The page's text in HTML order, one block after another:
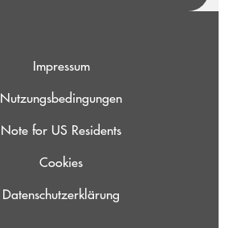
Impressum
Nutzungsbedingungen
Note for US Residents
Cookies
Datenschutzerklärung